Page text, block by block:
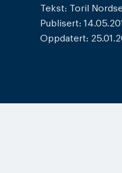
Tekst: Toril
Publisert:
Oppdatert: